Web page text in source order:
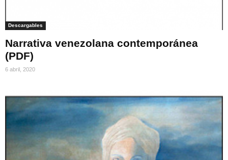
Descargables
Narrativa venezolana contemporánea
(PDF)
6 abril, 2020